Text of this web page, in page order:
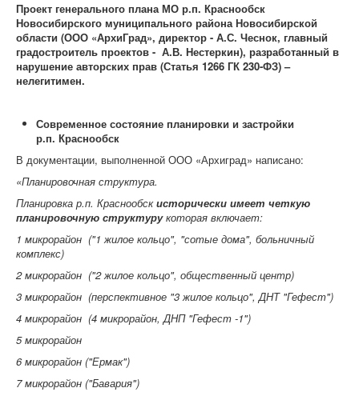
Проект генерального плана МО р.п. Краснообск
Новосибирского муниципального района Новосибирской
области (ООО «АрхиГрад», директор - А.С. Чеснок, главный
градостроитель проектов - А.В. Нестеркин), разработанный в
нарушение авторских прав (Статья 1266 ГК 230-ФЗ) –
нелегитимен.
Современное состояние планировки и застройки
р.п. Краснообск
В документации, выполненной ООО «Архиград» написано:
«Планировочная структура.
Планировка р.п. Краснообскисторически имеет четкую
планировочную структурукоторая включает:
1 микрорайон ("1 жилое кольцо", "сотые дома", больничный
комплекс)
2 микрорайон ("2 жилое кольцо", общественный центр)
3 микрорайон (перспективное "3 жилое кольцо", ДНТ "Гефест")
4 микрорайон (4 микрорайон, ДНП "Гефест -1")
5 микрорайон
6 микрорайон ("Ермак")
7 микрорайон ("Бавария")